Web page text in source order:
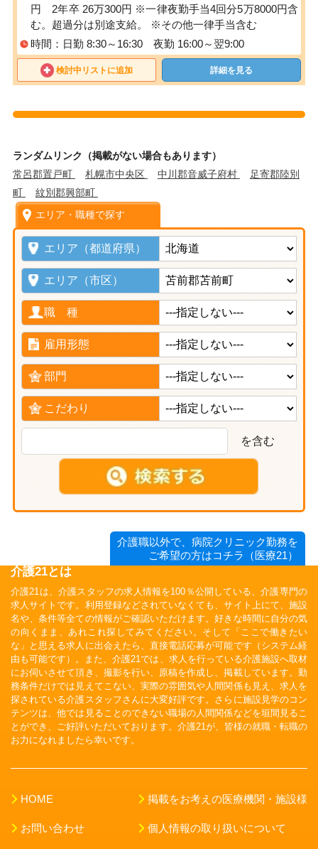
円 2年卒 26万300円 ※一律夜勤手当4回分5万8000円含
む。超過分は別途支給。 ※その他一律手当含む
時間：日勤 8:30～16:30 夜勤 16:00～翌9:00
検討中リストに追加 詳細を見る
ランダムリンク（掲載がない場合もあります）
常呂郡置戸町
札幌市中央区 中川郡音威子府村
足寄郡陸別
町
紋別郡興部町
エリア・職種で探す
エリア（都道府県）
エリア（市区）
職 種
雇用形態
部門
こだわり
を含む
介護職以外で、病院クリニック勤務を
ご希望の方はコチラ（医療21）
介護21とは
介護21は、介護スタッフの求人情報を100％公開している、介護専門の
求人サイトです。利用登録などされていなくても、サイト上にて、施設
名や、条件等全ての情報がご確認いただけます。好きな時間に自分の気
の向くまま、あれこれ探してみてください。そして「ここで働きたい
な」と思える求人に出会えたら、直接電話応募が可能です（システム経
由も可能です）。また、介護21では、求人を行っている介護施設へ取材
にお伺いさせて頂き、撮影を行い、原稿を作成し、掲載しています。勤
務条件だけでは見えてこない、実際の雰囲気や人間関係も見え、求人を
探されている介護スタッフさんに大変好評です。さらに施設見学のコン
テンツは、他では見ることのできない職場の人間関係などを垣間見るこ
とができ、ご好評いただいております。介護21が、皆様の就職・転職の
お力になれましたら幸いです。
HOME
お問い合わせ
掲載をお考えの医療機関・施設様
個人情報の取り扱いについて